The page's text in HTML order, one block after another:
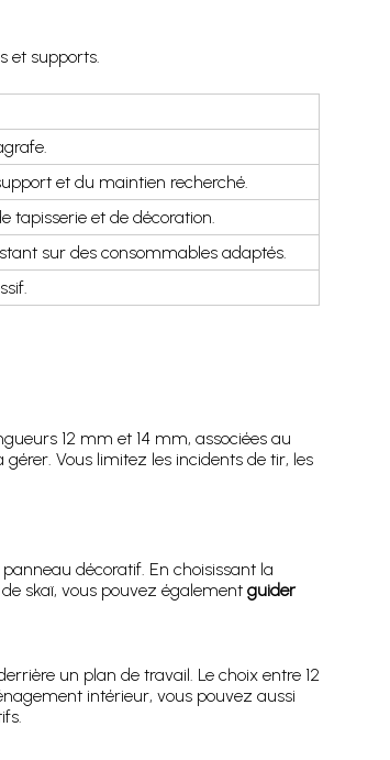
et supports.
et du maintien recherché.
tapisserie et de décoration.
sur des consommables adaptés.
12 mm et 14 mm, associées au
Vous limitez les incidents de tir, les
décoratif. En choisissant la
skaï, vous pouvez également guider
un plan de travail. Le choix entre 12
intérieur, vous pouvez aussi